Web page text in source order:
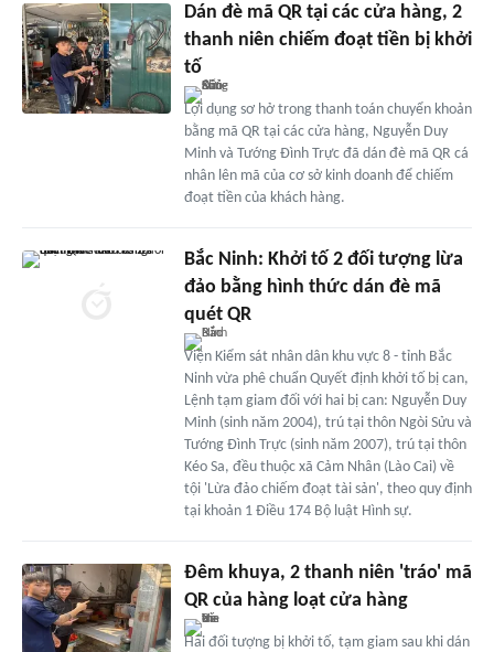
Dán đè mã QR tại các cửa hàng, 2
thanh niên chiếm đoạt tiền bị khởi
tố
Lợi dụng sơ hở trong thanh toán chuyển khoản
bằng mã QR tại các cửa hàng, Nguyễn Duy
Minh và Tướng Đình Trực đã dán đè mã QR cá
nhân lên mã của cơ sở kinh doanh để chiếm
đoạt tiền của khách hàng.
Bắc Ninh: Khởi tố 2 đối tượng lừa
đảo bằng hình thức dán đè mã
quét QR
Viện Kiểm sát nhân dân khu vực 8 - tỉnh Bắc
Ninh vừa phê chuẩn Quyết định khởi tố bị can,
Lệnh tạm giam đối với hai bị can: Nguyễn Duy
Minh (sinh năm 2004), trú tại thôn Ngòi Sửu và
Tướng Đình Trực (sinh năm 2007), trú tại thôn
Kéo Sa, đều thuộc xã Cảm Nhân (Lào Cai) về
tội 'Lừa đảo chiếm đoạt tài sản', theo quy định
tại khoản 1 Điều 174 Bộ luật Hình sự.
Đêm khuya, 2 thanh niên 'tráo' mã
QR của hàng loạt cửa hàng
Hai đối tượng bị khởi tố, tạm giam sau khi dán